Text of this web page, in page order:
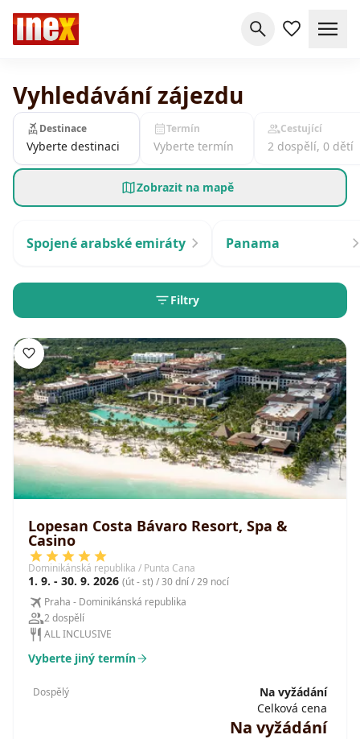
Vyhledávání zájezdu
Destinace
Vyberte destinaci
Termín
Vyberte termín
Cestující
2 dospělí, 0 dětí
Zobrazit na mapě
Spojené arabské emiráty Panama
Filtry
Lopesan Costa Bávaro Resort, Spa &
Casino
Dominikánská republika / Punta Cana
1. 9. - 30. 9. 2026 (út - st) / 30 dní / 29 nocí
Praha - Dominikánská republika
2 dospělí
ALL INCLUSIVE
Vyberte jiný termín
Dospělý
Na vyžádání
Celková cena
Na vyžádání